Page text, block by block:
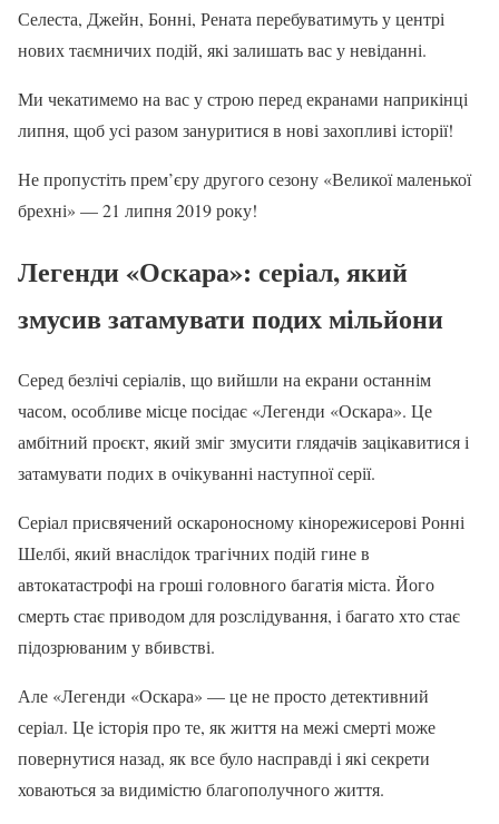
Селеста, Джейн, Бонні, Рената перебуватимуть у центрі
нових таємничих подій, які залишать вас у невіданні.
Ми чекатимемо на вас у строю перед екранами наприкінці
липня, щоб усі разом зануритися в нові захопливі історії!
Не пропустіть прем’єру другого сезону «Великої маленької
брехні» — 21 липня 2019 року!
Легенди «Оскара»: серіал, який
змусив затамувати подих мільйони
Серед безлічі серіалів, що вийшли на екрани останнім
часом, особливе місце посідає «Легенди «Оскара». Це
амбітний проєкт, який зміг змусити глядачів зацікавитися і
затамувати подих в очікуванні наступної серії.
Серіал присвячений оскароносному кінорежисерові Ронні
Шелбі, який внаслідок трагічних подій гине в
автокатастрофі на гроші головного багатія міста. Його
смерть стає приводом для розслідування, і багато хто стає
підозрюваним у вбивстві.
Але «Легенди «Оскара» — це не просто детективний
серіал. Це історія про те, як життя на межі смерті може
повернутися назад, як все було насправді і які секрети
ховаються за видимістю благополучного життя.